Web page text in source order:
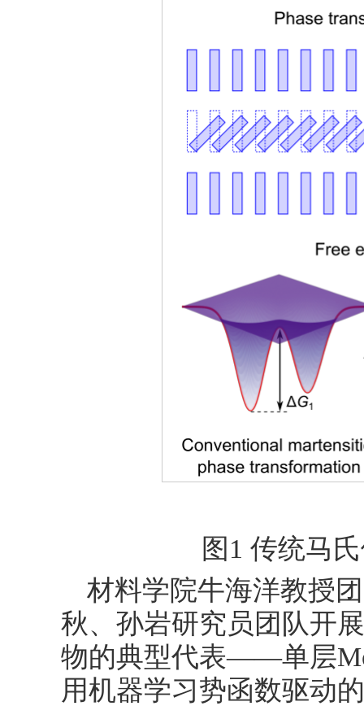
图1 传统马
材料学院牛海洋教授
秋、孙岩研究员团队开
物的典型代表——单层
用机器学习势函数驱动